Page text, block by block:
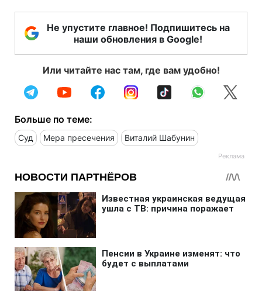
Не упустите главное! Подпишитесь на
наши обновления в Google!
Или читайте нас там, где вам удобно!
Больше по теме:
Суд Мера пресечения Виталий Шабунин